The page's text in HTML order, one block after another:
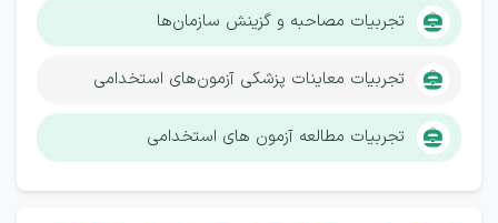
تجربیات مصاحبه و گزینش سازمان‌ها
تجربیات معاینات پزشکی آزمون‌های استخدامی
تجربیات مطالعه آزمون های استخدامی